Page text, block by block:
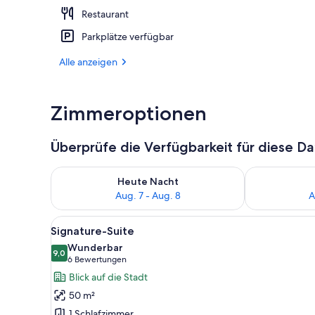
Restaurant
Parkplätze verfügbar
Alle anzeigen
Zimmeroptionen
Überprüfe die Verfügbarkeit für diese
Heute Nacht
Aug. 7 - Aug. 8
Überprüfe die Verfügbarkeit für heute Nacht, Aug. 7
Überprüfe
Alle
Fotos
für
Signature-
Suite
anzeigen
Ein Hotelzimmer mit einem
6
Signature-Suite
9,09,0 von 10
Wunderbar
6 Bewertungen
(6
Bewertungen)
Blick auf die Stadt
50 m²